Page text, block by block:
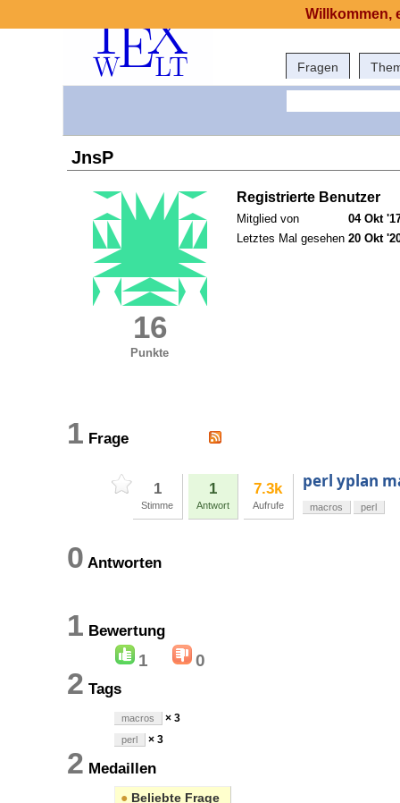
Fragen
JnsP
16
Punkte
Registrierte Benutzer
Mitglied von
04 Okt
Letztes Mal gesehen 20 Okt
1 Frage
1
Stimme
1
Antwort
7.3k
Aufrufe
perl yplan
macros perl
0 Antworten
1 Bewertung
1 0
2 Tags
macros × 3
perl × 3
2 Medaillen
● Beliebte Frage
Willkommen,